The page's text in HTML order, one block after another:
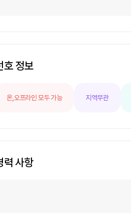
호 정보
온,오프라인 모두 가능 지역무관
력 사항